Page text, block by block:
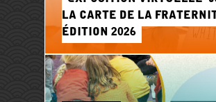
la carte de la
édition 2026